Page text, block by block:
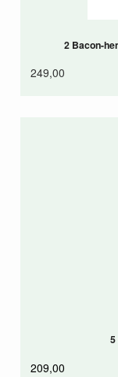
2 Bacon-
249,00
5
209,00